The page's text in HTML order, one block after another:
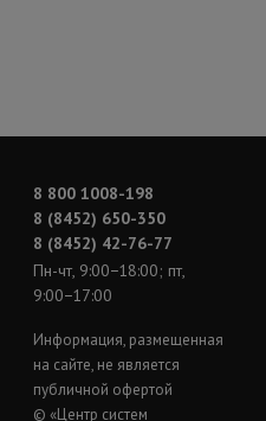
8 800 1008-198
8 (8452) 650-350
8 (8452) 42-76-77
Пн-чт, 9:00−18:00; пт,
9:00−17:00
Информация, размещенная
на сайте, не является
публичной офертой
© «Центр систем